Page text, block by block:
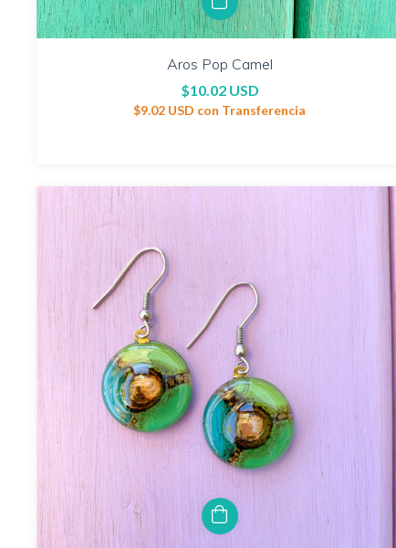
Aros Pop Camel
$10.02 USD
$9.02 USD con Transferencia